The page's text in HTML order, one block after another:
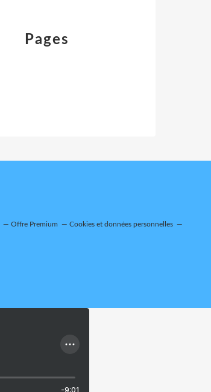
Pages
Offre Premium Cookies et données personnelles
-9:01